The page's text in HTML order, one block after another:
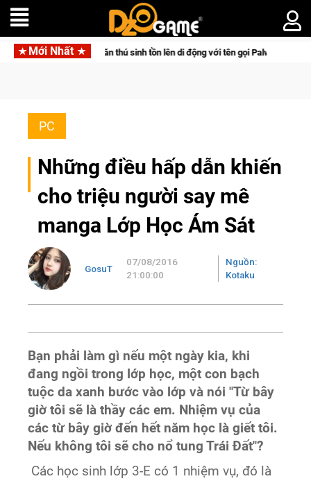
Mới Nhất
săn thú sinh tồn lên di động với tên gọi Palworld Online
PC
Những điều hấp dẫn khiến
cho triệu người say mê
manga Lớp Học Ám Sát
GosuT
07/08/2016
21:00:00
Nguồn:
Kotaku
Bạn phải làm gì nếu một ngày kia, khi
đang ngồi trong lớp học, một con bạch
tuộc da xanh bước vào lớp và nói "Từ bây
giờ tôi sẽ là thầy các em. Nhiệm vụ của
các từ bây giờ đến hết năm học là giết tôi.
Nếu không tôi sẽ cho nổ tung Trái Đất"?
Các học sinh lớp 3-E có 1 nhiệm vụ, đó là